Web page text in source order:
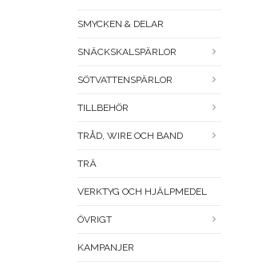
SMYCKEN & DELAR
SNÄCKSKALSPÄRLOR
SÖTVATTENSPÄRLOR
TILLBEHÖR
TRÅD, WIRE OCH BAND
TRÄ
VERKTYG OCH HJÄLPMEDEL
ÖVRIGT
KAMPANJER